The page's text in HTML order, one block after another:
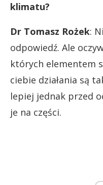
klimatu?
Dr Tomasz Rożek:
odpowiedź. Ale
których elementem
ciebie działania są
lepiej jednak przed
je na części.